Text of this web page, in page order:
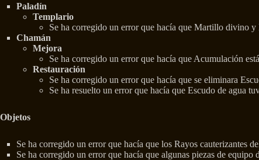
Paladín
Templario
Se ha corregido un error que hacía que Martillo divino
Chamán
Mejora
Se ha corregido un error que hacía que Acumulación
Restauración
Se ha corregido un error que hacía que se eliminara
Se ha resuelto un error que hacía que Escudo de agua
Objetos
Se ha corregido un error que hacía que los Rayos cauterizantes
Se ha corregido un error que hacía que algunas piezas de